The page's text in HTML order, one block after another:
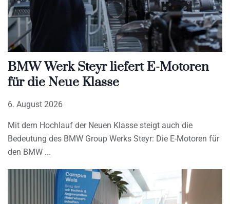
BMW Werk Steyr liefert E-Motoren
für die Neue Klasse
6. August 2026
Mit dem Hochlauf der Neuen Klasse steigt auch die
Bedeutung des BMW Group Werks Steyr: Die E-Motoren für
den BMW